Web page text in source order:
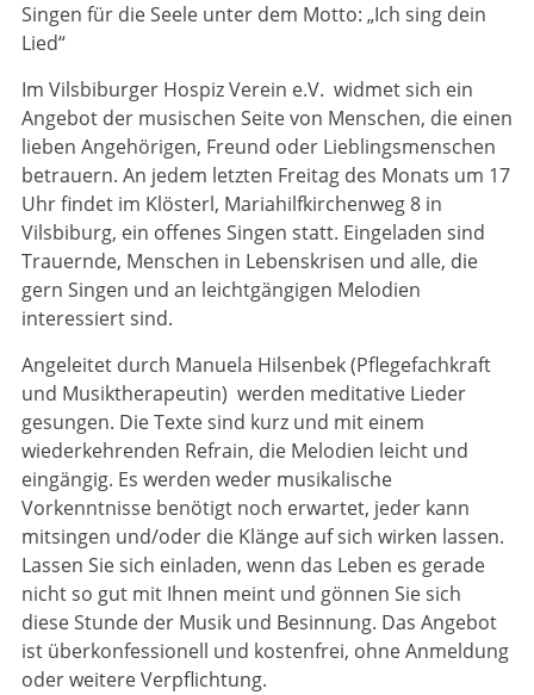
Singen für die Seele unter dem Motto: „Ich sing dein
Lied“
Im Vilsbiburger Hospiz Verein e.V. widmet sich ein
Angebot der musischen Seite von Menschen, die einen
lieben Angehörigen, Freund oder Lieblingsmenschen
betrauern. An jedem letzten Freitag des Monats um 17
Uhr findet im Klösterl, Maria­hilf­kir­chen­weg 8 in
Vilsbiburg, ein offe­nes Singen statt. Eingeladen sind
Trauernde, Menschen in Lebenskrisen und alle, die
gern Singen und an leichtgängigen Melo­­dien
interessiert sind.
Angeleitet durch Manuela Hilsenbek (Pflegefachkraft
und Musiktherapeutin) werden meditative Lieder
gesungen. Die Texte sind kurz und mit einem
wiederkehrenden Refrain, die Melodien leicht und
eingängig. Es werden weder musikalische
Vorkenntnisse benötigt noch erwartet, jeder kann
mitsingen und/oder die Klänge auf sich wirken lassen.
Lassen Sie sich einladen, wenn das Leben es gerade
nicht so gut mit Ihnen meint und gönnen Sie sich
diese Stunde der Musik und Besinnung. Das Angebot
ist überkonfessionell und kostenfrei, ohne Anmeldung
oder weitere Verpflichtung.